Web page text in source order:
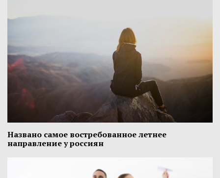
Названо самое востребованное летнее
направление у россиян